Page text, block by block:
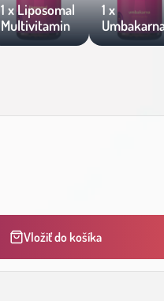
1 x Liposomal
Multivitamin
1 x
Vložiť do košíka